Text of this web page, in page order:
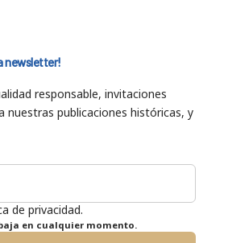
newsletter!
responsable, invitaciones
nuestras publicaciones históricas, y
de privacidad.
en cualquier momento.